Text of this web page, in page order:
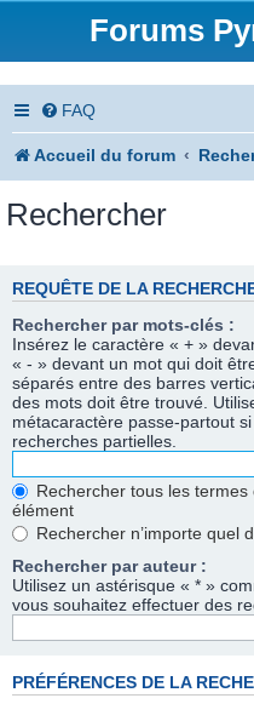
Forums
FAQ
Accueil du forum
Rechercher
REQUÊTE DE LA
Rechercher par mots-clés :
Insérez le caractère « + »
« - » devant un mot qui doit
séparés entre des barres
des mots doit être trouvé.
métacaractère passe-partout
recherches partielles.
Rechercher tous les
élément
Rechercher n’importe quel
Rechercher par auteur :
Utilisez un astérisque « * »
vous souhaitez effectuer des
PRÉFÉRENCES DE LA